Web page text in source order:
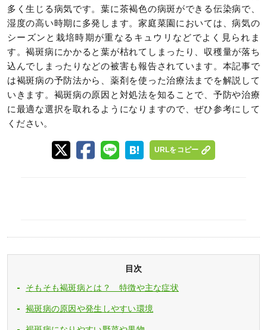
多く生じる病気です。葉に茶褐色の病斑ができる伝染病で、
湿度の高い時期に多発します。家庭菜園においては、病気の
シーズンと栽培時期が重なるキュウリなどでよく見られま
す。褐斑病にかかると葉が枯れてしまったり、収穫量が落ち
込んでしまったりなどの被害も報告されています。本記事で
は褐斑病の予防法から、薬剤を使った治療法までを解説して
いきます。褐斑病の原因と対処法を知ることで、予防や治療
に最適な選択を取れるようになりますので、ぜひ参考にして
ください。
URLをコピー
目次
そもそも褐斑病とは？ 特徴や主な症状
褐斑病の原因や発生しやすい環境